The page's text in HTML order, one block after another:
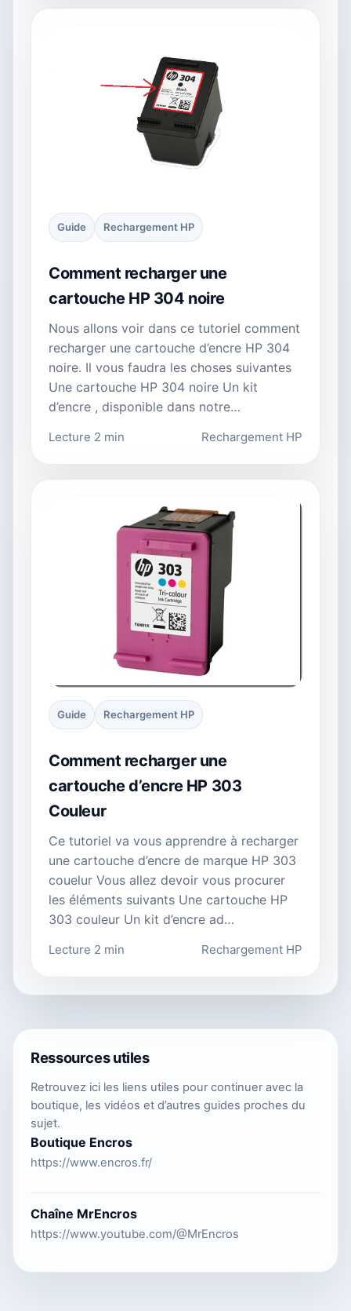
Guide Rechargement HP
Comment recharger une
cartouche HP 304 noire
Nous allons voir dans ce tutoriel comment
recharger une cartouche d’encre HP 304
noire. Il vous faudra les choses suivantes
Une cartouche HP 304 noire Un kit
d’encre , disponible dans notre…
Lecture 2 min Rechargement HP
Guide Rechargement HP
Comment recharger une
cartouche d’encre HP 303
Couleur
Ce tutoriel va vous apprendre à recharger
une cartouche d’encre de marque HP 303
couelur Vous allez devoir vous procurer
les éléments suivants Une cartouche HP
303 couleur Un kit d’encre ad…
Lecture 2 min Rechargement HP
Ressources utiles
Retrouvez ici les liens utiles pour continuer avec la
boutique, les vidéos et d’autres guides proches du
sujet.
Boutique Encros
https://www.encros.fr/
Chaîne MrEncros
https://www.youtube.com/@MrEncros